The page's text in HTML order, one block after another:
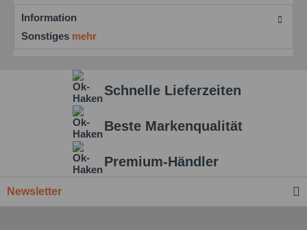
Information
Sonstiges mehr
Schnelle Lieferzeiten
Beste Markenqualität
Premium-Händler
Newsletter